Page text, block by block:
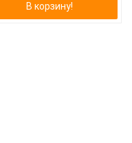
В корзину!